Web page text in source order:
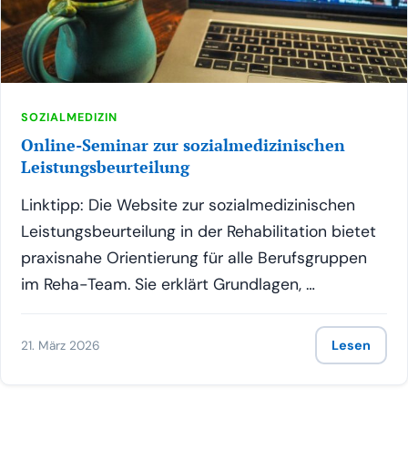
SOZIALMEDIZIN
Online-Seminar zur sozialmedizinischen
Leistungsbeurteilung
Link­tipp: Die Web­site zur sozi­al­me­di­zi­ni­schen
Leis­tungs­be­ur­tei­lung in der Reha­bi­li­ta­ti­on bie­tet
pra­xis­na­he Ori­en­tie­rung für alle Berufs­grup­pen
im Reha-Team. Sie erklärt Grundlagen, …
21. März 2026 Lesen